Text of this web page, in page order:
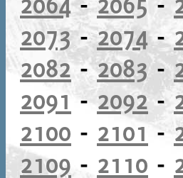
2073-2074-
2082-2083-
2091 -2092-
2100 - 2101-
2109 - 2110 -